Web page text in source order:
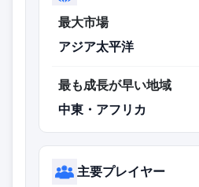
最大市場
アジア太平洋
最も成長が早い地域
中東・アフリカ
主要プレイヤー